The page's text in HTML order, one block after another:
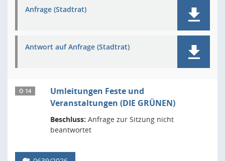
Anfrage (Stadtrat)
Antwort auf Anfrage (Stadtrat)
Ö 14
Umleitungen Feste und
Veranstaltungen (DIE GRÜNEN)
Beschluss: Anfrage zur Sitzung nicht
beantwortet